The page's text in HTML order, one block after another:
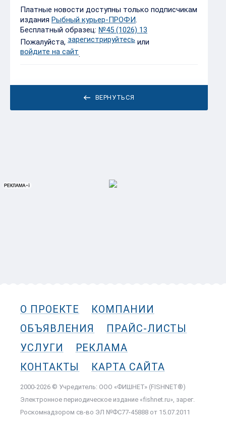
Платные новости доступны только подписчикам
издания Рыбный курьер-ПРОФИ.
Бесплатный образец: №45 (1026) 13
Пожалуйста, зарегистрируйтесь или
войдите на сайт.
ВЕРНУТЬСЯ
О ПРОЕКТЕ
КОМПАНИИ
ОБЪЯВЛЕНИЯ
ПРАЙС-ЛИСТЫ
УСЛУГИ
РЕКЛАМА
КОНТАКТЫ
КАРТА САЙТА
2000-2026 © Учредитель: ООО «ФИШНЕТ» (FISHNET®)
Электронное периодическое издание «fishnet.ru», зарег.
Роскомнадзором cв-во ЭЛ №ФС77-45888 от 15.07.2011